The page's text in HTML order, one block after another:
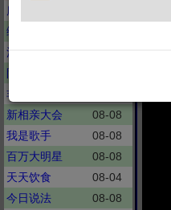
康熙来了
综艺大集合
法治在线
08-08
防务新观察
非常完美
新相亲大会
08-08
我是歌手
08-08
百万大明星
08-08
天天饮食
08-04
今日说法
08-08